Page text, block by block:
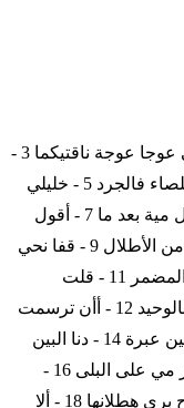
1 - ما بال عينك منها الماء ينسكب 2 - خليلي عوجا عوجة ناقتيكما 3 -
ألا حي دارا قد أبان محيلها 4 - يا دار مية بالخلصاء فالجرد 5 - خليلي
عوجا اليوم حتى تسلما 6 - تصابيت في أطلال مية بعد ما 7 - أقول
لنفسي واقفا عند مشرف 8 - ما هاج عينيك من الأطلال 9 - قفا نحي
العرصات الهمدا 10 - ذكرت فاهتاج السقام المضمر 11 - قلت
لنفسي شبه التفنيد 11 أ- هل تعرف المنزل بالوحيد 12 - أأن ترسمت
من خرقاء منزلة 13 - أدارا بحزوى هجت للعين عبرة 14 - دنا البين
من مي فردت جمالها 15 - ألا يا اسلمي يا دار مي على البلى 16 -
خليلي لا رسم بوهبين مخبر 17 - أقول لأطلاح برى هطلانها 18 - ألا